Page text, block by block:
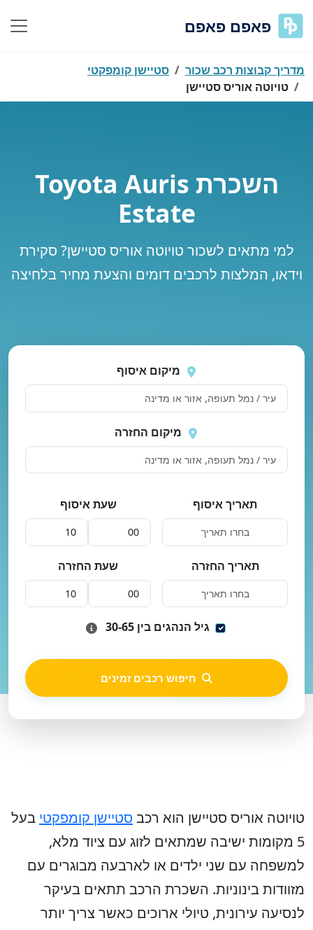
פאפם פאפם
מדריך קבוצות רכב שכור
סטיישן קומפקטי
טויוטה אוריס סטיישן
השכרת Toyota Auris
Estate
למי מתאים לשכור טויוטה אוריס סטיישן? סקירת
וידאו, המלצות לרכבים דומים והצעת מחיר בלחיצה
שוב
מיקום איסוף
מיקום החזרה
תאריך איסוף שעת איסוף
תאריך החזרה שעת החזרה
גיל הנהגים בין 30-65
חיפוש רכבים זמינים
טויוטה אוריס סטיישן הוא רכב סטיישן קומפקטי בעל
5 מקומות ישיבה שמתאים לזוג עם ציוד מלא,
למשפחה עם שני ילדים או לארבעה מבוגרים עם
מזוודות בינוניות. השכרת הרכב תתאים בעיקר
לנסיעה עירונית, טיולי ארוכים כאשר צריך יותר